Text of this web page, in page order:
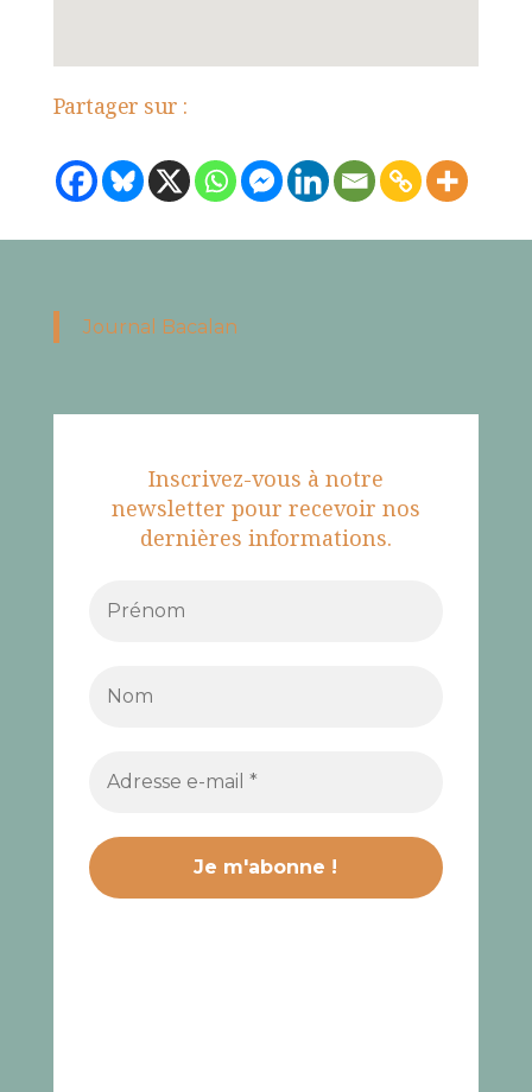
Partager sur :
Journal Bacalan
Inscrivez-vous à notre
newsletter pour recevoir nos
dernières informations.